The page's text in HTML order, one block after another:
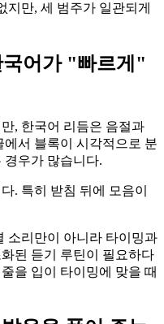
지만, 세 범주가 일관되게
어가 "빠르게"
, 한국어 리듬은 음절과
서 블록이 시각적으로 분
경우가 많습니다.
. 특히 받침 뒤에 모음이
소리만이 아니라 타이밍과
된 듣기 루틴이 필요하다
을 입이 타이밍에 맞을 때